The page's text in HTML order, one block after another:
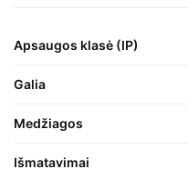
Apsaugos klasė (IP)
Galia
Medžiagos
Išmatavimai